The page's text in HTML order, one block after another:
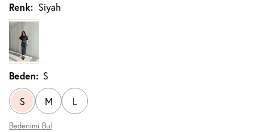
Renk: Siyah
Beden: S
S M L
Bedenimi Bul